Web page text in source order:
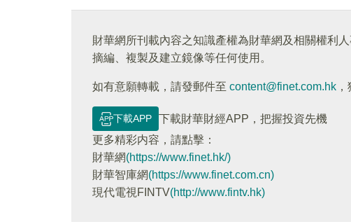
財華網所刊載內容之知識產權為財華網及相關權利
摘編、複製及建立鏡像等任何使用。
如有意願轉載，請發郵件至 content@finet.com.hk
下載APP
下載財華財經APP，把握投資先機
更多精彩内容，請點擊：
財華網(https://www.finet.hk/)
財華智庫網(https://www.finet.com.cn)
現代電視FINTV(http://www.fintv.hk)